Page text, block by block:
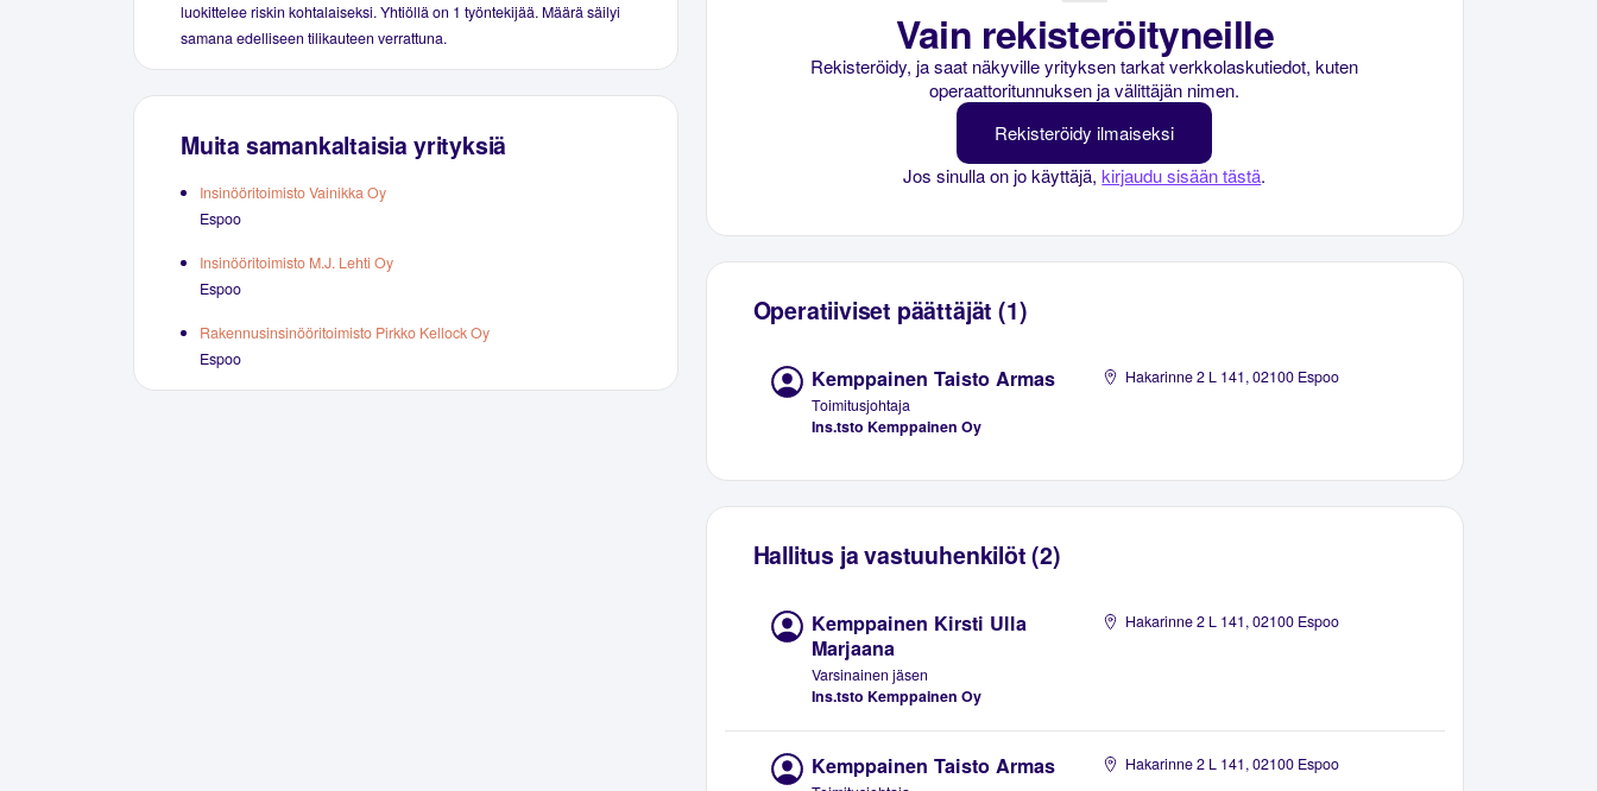
luokittelee riskin kohtalaiseksi. Yhtiöllä on 1 työntekijää. Määrä säilyi
samana edelliseen tilikauteen verrattuna.
Muita samankaltaisia yrityksiä
Insinööritoimisto Vainikka Oy
Espoo
Insinööritoimisto M.J. Lehti Oy
Espoo
Rakennusinsinööritoimisto Pirkko Kellock Oy
Espoo
Vain rekisteröityneille
Rekisteröidy, ja saat näkyville yrityksen tarkat verkkolaskutiedot, kuten
operaattoritunnuksen ja välittäjän nimen.
Rekisteröidy ilmaiseksi
Jos sinulla on jo käyttäjä,kirjaudu sisään tästä.
Operatiiviset päättäjät (1)
Kemppainen Taisto Armas
Toimitusjohtaja
Ins.tsto Kemppainen Oy
Hakarinne 2 L 141, 02100 Espoo
Hallitus ja vastuuhenkilöt (2)
Kemppainen Kirsti Ulla
Marjaana
Varsinainen jäsen
Ins.tsto Kemppainen Oy
Hakarinne 2 L 141, 02100 Espoo
Kemppainen Taisto Armas Hakarinne 2 L 141, 02100 Espoo